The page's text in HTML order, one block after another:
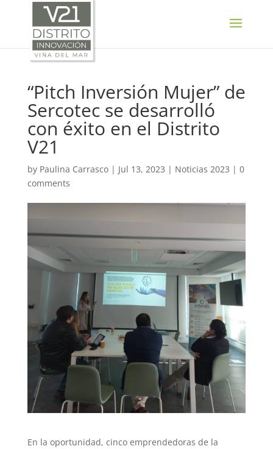
“Pitch Inversión Mujer” de
Sercotec se desarrolló
con éxito en el Distrito
V21
by Paulina Carrasco| Jul 13, 2023 | Noticias 2023 | 0
comments
En la oportunidad, cinco emprendedoras de la
SELECT LANGUAGE ▼